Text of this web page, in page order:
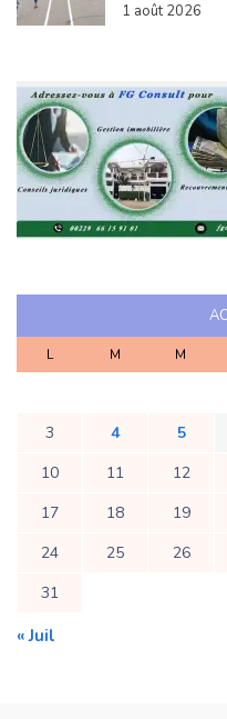
1 août 2026
L M M
3
4 5
10
11 12
17
18 19
24
25 26
31
« Juil